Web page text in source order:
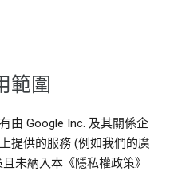
範圍
由 Google Inc. 及其關係企
提供的服務 (例如我們的廣
未納入本《隱私權政策》